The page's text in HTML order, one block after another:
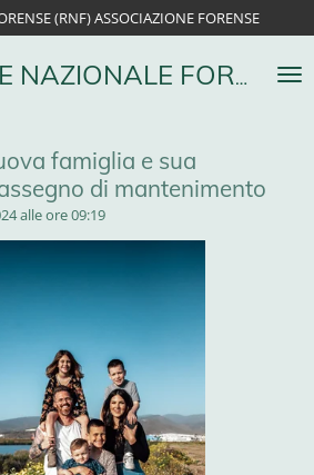
RETE NAZIONALE FORENSE
(RNF) ASSOCIAZIONE FORENSE
famiglia e sua
di mantenimento
alle ore 09:19